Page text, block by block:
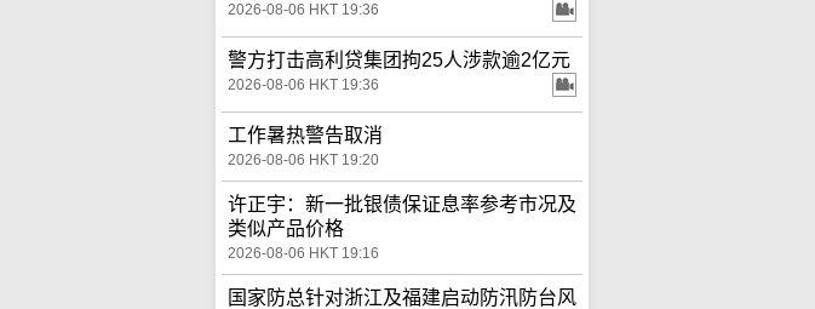
2026-08-06 HKT 19:36
警方打击高利贷集团拘25人涉款逾2亿元
2026-08-06 HKT 19:36
工作暑热警告取消
2026-08-06 HKT 19:20
许正宇：新一批银债保证息率参考市况及
类似产品价格
2026-08-06 HKT 19:16
国家防总针对浙江及福建启动防汛防台风